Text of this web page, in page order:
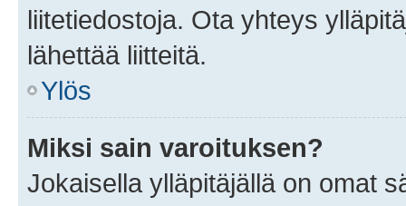
liitetiedostoja. Ota yhteys
lähettää liitteitä.
Ylös
Miksi sain varoituksen?
Jokaisella ylläpitäjällä on omat